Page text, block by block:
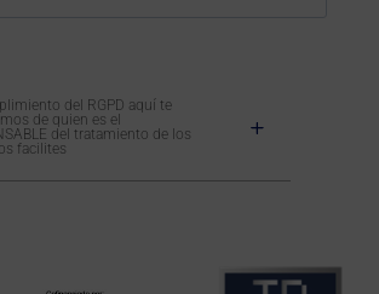
del RGPD aquí te
de quien es el
del tratamiento de los
facilites